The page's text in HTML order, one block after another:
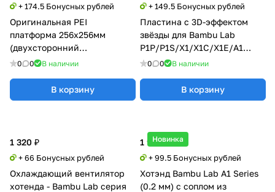
+ 174.5 Бонусных рублей
Оригинальная PEI
платформа 256x256мм
(двухсторонний
текстурированный PEI)
0 0 В наличии
В корзину
+ 149.5 Бонусных рублей
Пластина с 3D-эффектом
звёзды для Bambu Lab
P1P/P1S/X1/X1C/X1E/A1
FAP016-N
0 0 В наличии
В корзину
Новинка
1 990 ₽
+ 99.5 Бонусных рублей
Хотэнд Bambu Lab A1 Series
(0.2 мм) с соплом из
1 320 ₽
+ 66 Бонусных рублей
Охлаждающий вентилятор
хотенда - Bambu Lab серия